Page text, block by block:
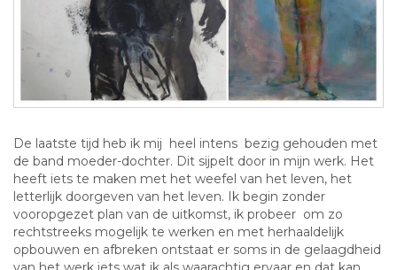
De laatste tijd heb ik mij heel intens bezig gehouden met
de band moeder-dochter. Dit sijpelt door in mijn werk. Het
heeft iets te maken met het weefel van het leven, het
letterlijk doorgeven van het leven. Ik begin zonder
vooropgezet plan van de uitkomst, ik probeer om zo
rechtstreeks mogelijk te werken en met herhaaldelijk
opbouwen en afbreken ontstaat er soms in de gelaagdheid